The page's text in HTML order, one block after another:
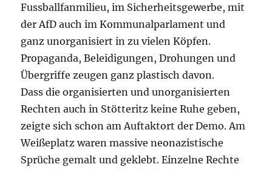
Fussballfanmilieu, im Sicherheitsgewerbe, mit
der AfD auch im Kommunalparlament und
ganz unorganisiert in zu vielen Köpfen.
Propaganda, Beleidigungen, Drohungen und
Übergriffe zeugen ganz plastisch davon.
Dass die organisierten und unorganisierten
Rechten auch in Stötteritz keine Ruhe geben,
zeigte sich schon am Auftaktort der Demo. Am
Weißeplatz waren massive neonazistische
Sprüche gemalt und geklebt. Einzelne Rechte